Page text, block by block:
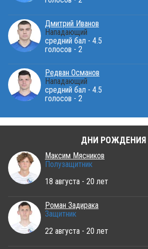
Дмитрий Иванов
Нападающий
средний бал - 4.5
голосов - 2
Редван Османов
Нападающий
средний бал - 4.5
голосов - 2
ДНИ РОЖДЕНИЯ
Максим Мясников
Полузащитник
18 августа - 20 лет
Роман Задирака
Защитник
22 августа - 20 лет